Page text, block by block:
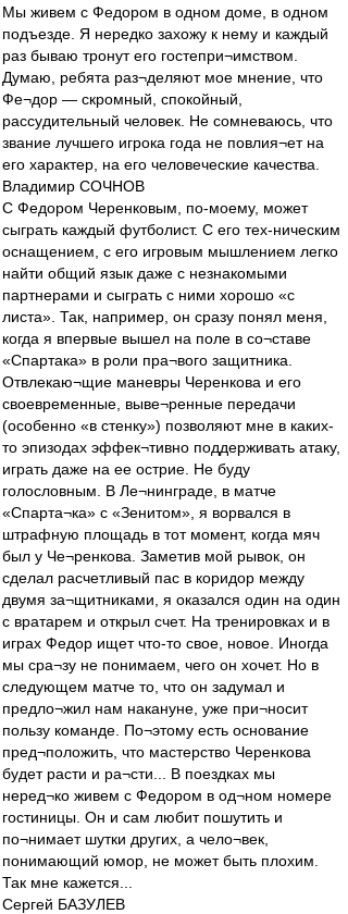
Мы живем с Федором в одном доме, в одном
подъезде. Я нередко захожу к нему и каждый
раз бываю тронут его гостепри¬имством.
Думаю, ребята раз¬деляют мое мнение, что
Фе¬дор — скромный, спокойный,
рассудительный человек. Не сомневаюсь, что
звание лучшего игрока года не повлия¬ет на
его характер, на его человеческие качества.
Владимир СОЧНОВ
С Федором Черенковым, по-моему, может
сыграть каждый футболист. С его тех-ническим
оснащением, с его игровым мышлением легко
найти общий язык даже с незнакомыми
партнерами и сыграть с ними хорошо «с
листа». Так, например, он сразу понял меня,
когда я впервые вышел на поле в со¬ставе
«Спартака» в роли пра¬вого защитника.
Отвлекаю¬щие маневры Черенкова и его
своевременные, выве¬ренные передачи
(особенно «в стенку») позволяют мне в каких-
то эпизодах эффек¬тивно поддерживать атаку,
играть даже на ее острие. Не буду
голословным. В Ле¬нинграде, в матче
«Спарта¬ка» с «Зенитом», я ворвался в
штрафную площадь в тот момент, когда мяч
был у Че¬ренкова. Заметив мой рывок, он
сделал расчетливый пас в коридор между
двумя за¬щитниками, я оказался один на один
с вратарем и открыл счет. На тренировках и в
играх Федор ищет что-то свое, новое. Иногда
мы сра¬зу не понимаем, чего он хочет. Но в
следующем матче то, что он задумал и
предло¬жил нам накануне, уже при¬носит
пользу команде. По¬этому есть основание
пред¬положить, что мастерство Черенкова
будет расти и ра¬сти... В поездках мы
неред¬ко живем с Федором в од¬ном номере
гостиницы. Он и сам любит пошутить и
по¬нимает шутки других, а чело¬век,
понимающий юмор, не может быть плохим.
Так мне кажется...
Сергей БАЗУЛЕВ